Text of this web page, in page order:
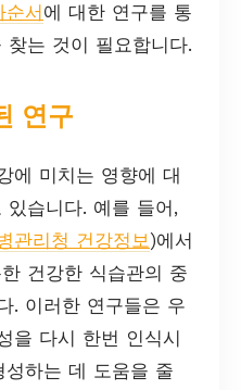
순서 에 대한 연구를 통
는 것이 필요합니다.
연구
에 미치는 영향에 대
습니다. 예를 들어,
관리청 건강정보 )에서
건강한 식습관의 중
. 이러한 연구들은 우
을 다시 한번 인식시
하는 데 도움을 줄